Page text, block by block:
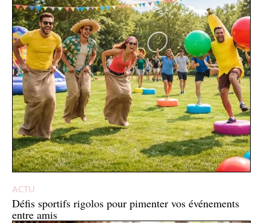
ACTU
Défis sportifs rigolos pour pimenter vos événements
entre amis